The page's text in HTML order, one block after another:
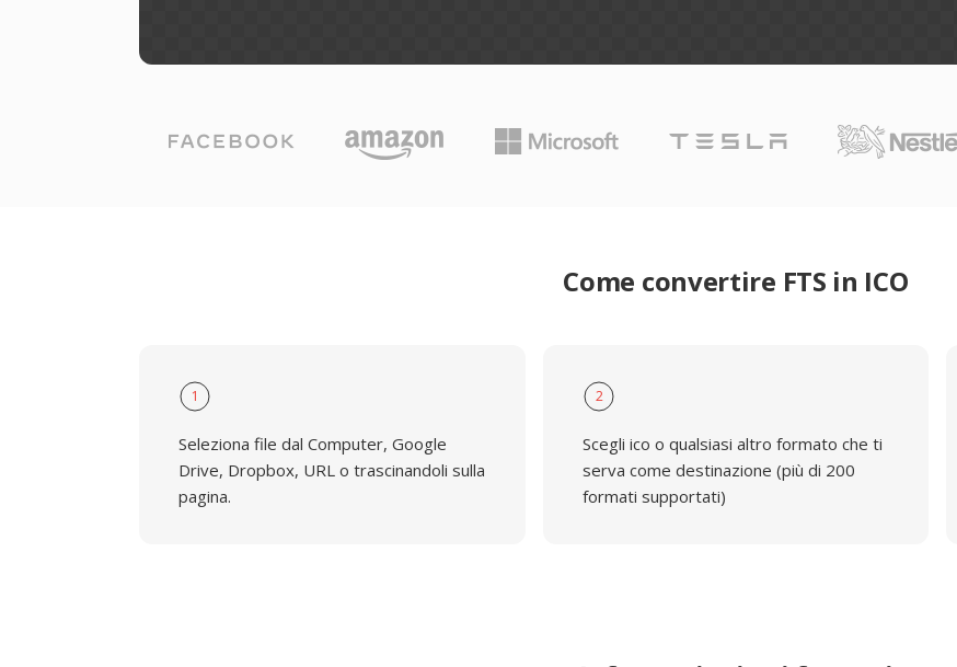
Come convertire FTS in ICO
1
Seleziona file dal Computer, Google
Drive, Dropbox, URL o trascinandoli sulla
pagina.
2
Scegli ico o qualsiasi altro formato che ti
serva come destinazione (più di 200
formati supportati)